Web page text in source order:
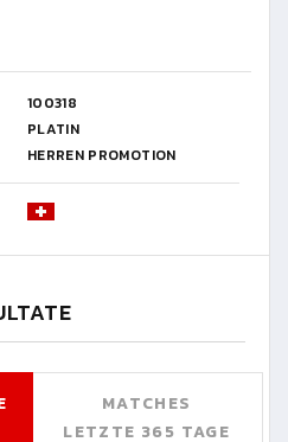
100318
PLATIN
HERREN PROMOTION
MATCHES
LETZTE 365 TAGE